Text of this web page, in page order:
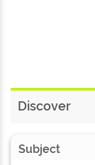
Discover
Subject